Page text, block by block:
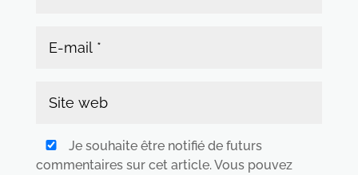
Je souhaite être notifié de futurs
commentaires sur cet article. Vous pouvez